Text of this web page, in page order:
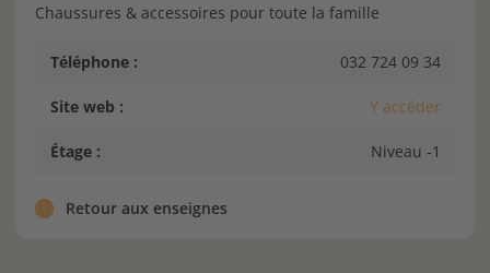
Chaussures & accessoires pour toute la famille
Téléphone : 032 724 09 34
Site web : Y accéder
Étage : Niveau -1
Retour aux enseignes